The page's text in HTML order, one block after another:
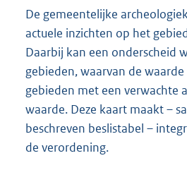
De gemeentelijke
actuele inzichten op het
Daarbij kan een onderscheid
gebieden, waarvan de
gebieden met een verwachte
waarde. Deze kaart maakt –
beschreven beslistabel –
de verordening.